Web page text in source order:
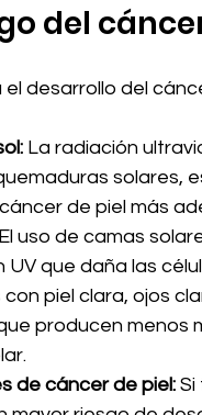
del
desarrollo del
La radiación
solares,
de piel más
El uso de camas
que daña las
piel clara, ojos
producen menos
de cáncer de piel: Si